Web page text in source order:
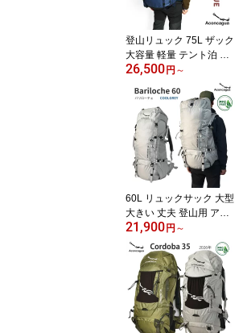
登山リュック 75L ザック
大容量 軽量 テント泊 縦
走 防災 キャンプ バック
パック El Chalten 75 ア
コンカグア 男女兼用
26,500 円 ～
60L リュックサック 大型
大きい 丈夫 登山用 アウ
トドア 登山ザッグ ソロ
キャンプ 山小屋泊り バ
ックパック 軽量 軽い メ
ンズ レディース 防災バ
ッグ Aconcagua アコン
カグア Bariloche バリロ
ーチェ
21,900 円 ～